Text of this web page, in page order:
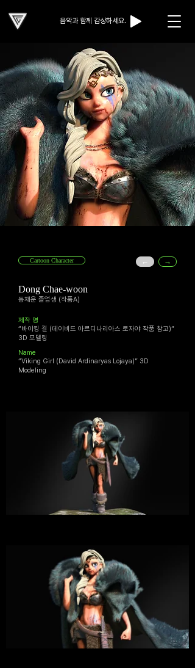
음악과 함께 감상하세요.
Cartoon Character ← →
Dong Chae-woon
동채운 졸업생 (작품A)
​제작 명
“바이킹 걸 (데이비드 아르디나리아스 로자야 작품 참고)”
3D 모델링
Name
“Viking Girl (David Ardinaryas Lojaya)” 3D
Modeling